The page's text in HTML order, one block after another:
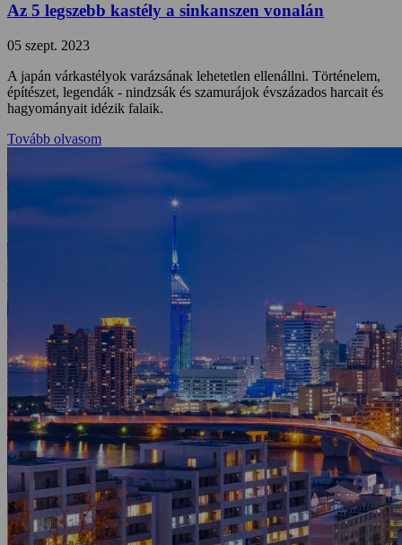
Az 5 legszebb kastély a sinkanszen vonalán
05 szept. 2023
A japán várkastélyok varázsának lehetetlen ellenállni. Történelem,
építészet, legendák - nindzsák és szamurájok évszázados harcait és
hagyományait idézik falaik.
Tovább olvasom